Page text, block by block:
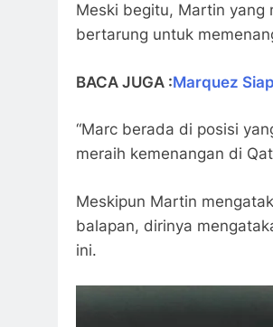
Meski begitu, Martin yang
bertarung untuk
BACA JUGA :Marquez
“Marc berada di posisi
meraih kemenangan di
Meskipun Martin
balapan, dirinya
ini.